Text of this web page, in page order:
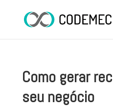
Como gerar
seu negócio